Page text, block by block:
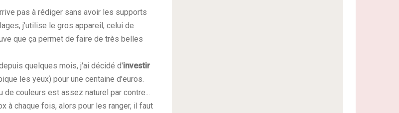
pas à rédiger sans avoir les supports
j'utilise le gros appareil, celui de
que ça permet de faire de très belles
quelques mois, j'ai décidé d'investir
les yeux) pour une centaine d'euros.
couleurs est assez naturel par contre...
à chaque fois, alors pour les ranger, il faut